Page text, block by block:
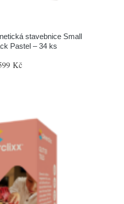
stavebnice Small
Pastel – 34 ks
Kč